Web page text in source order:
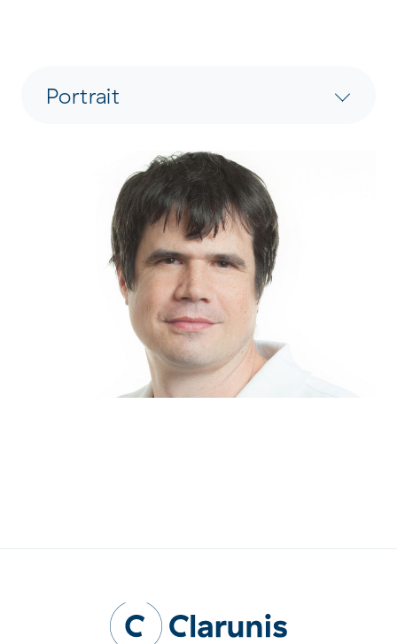
Portrait